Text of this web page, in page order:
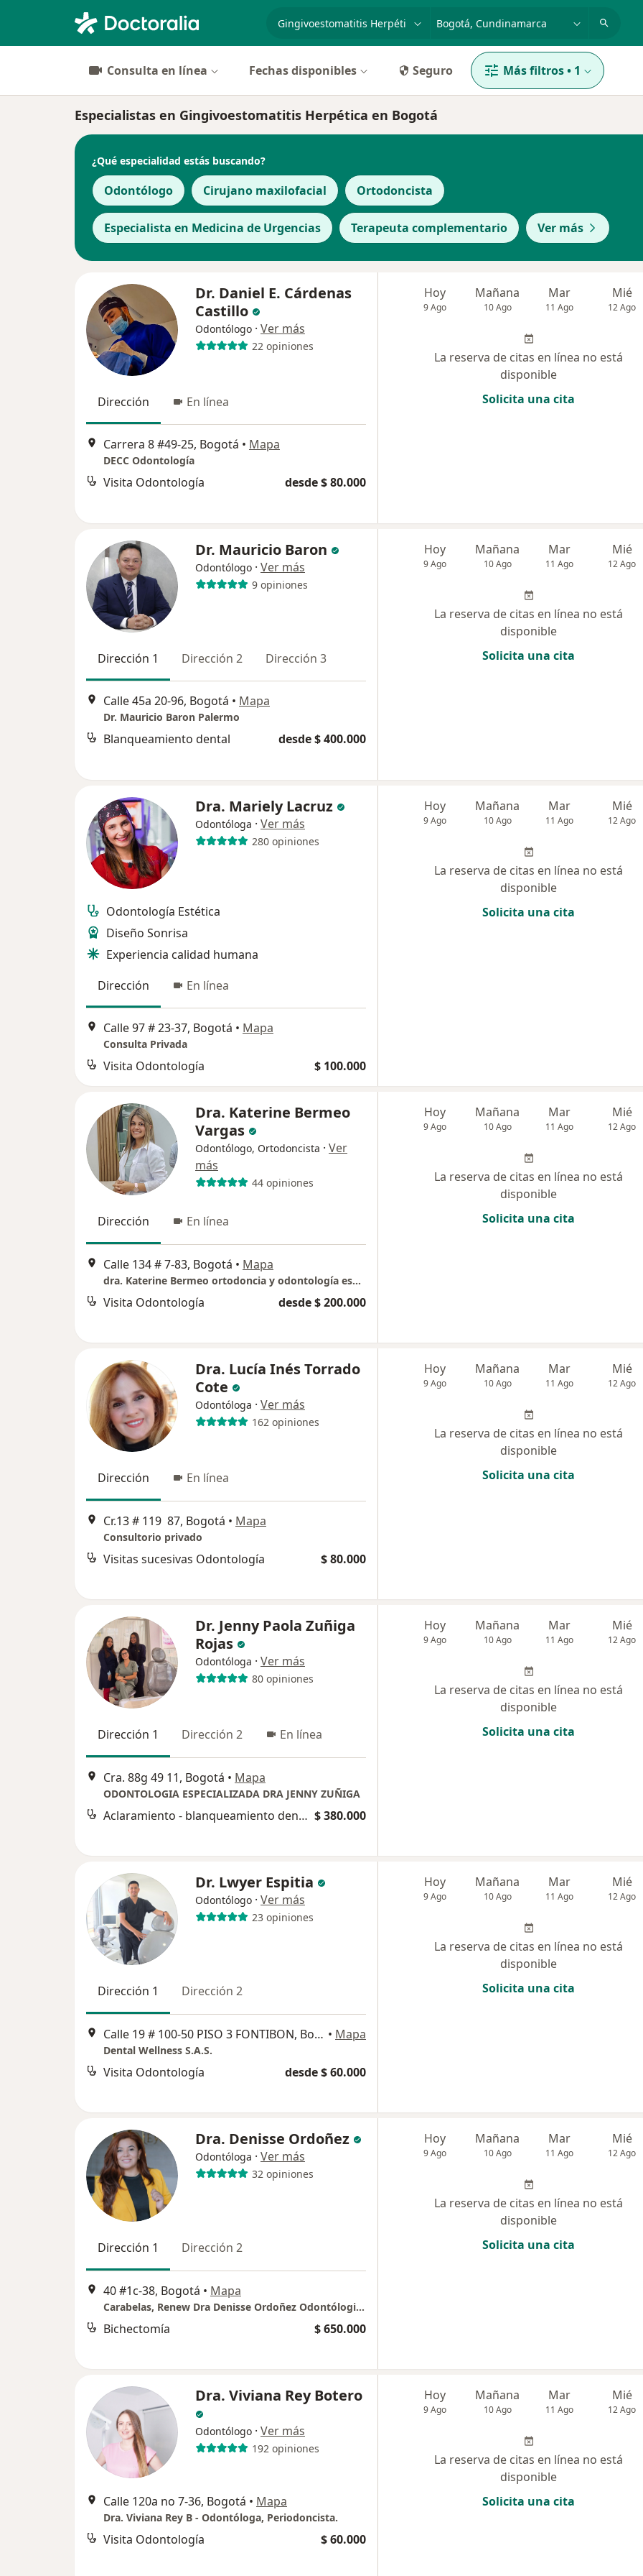
especialidad, enfermedad o nombre
p. ej. Bogotá
Consulta en línea Fechas disponibles Seguro Más filtros• 1
Especialistas en Gingivoestomatitis Herpética en Bogotá
¿Qué especialidad estás buscando?
Odontólogo Cirujano maxilofacial Ortodoncista
Especialista en Medicina de Urgencias Terapeuta complementario Ver más
Dr. Daniel E. Cárdenas
Castillo
Odontólogo · Ver más
22 opiniones
Dirección En línea
Carrera 8 #49-25, Bogotá • Mapa
DECC Odontología
Visita Odontología desde $ 80.000
Hoy
9 Ago
Mañana
10 Ago
Mar
11 Ago
Mié
12 Ago
La reserva de citas en línea no está
disponible
Solicita una cita
Dr. Mauricio Baron
Odontólogo · Ver más
9 opiniones
Dirección 1 Dirección 2 Dirección 3
Calle 45a 20-96, Bogotá • Mapa
Dr. Mauricio Baron Palermo
Blanqueamiento dental desde $ 400.000
Hoy
9 Ago
Mañana
10 Ago
Mar
11 Ago
Mié
12 Ago
La reserva de citas en línea no está
disponible
Solicita una cita
Dra. Mariely Lacruz
Odontóloga · Ver más
280 opiniones
Odontología Estética
Diseño Sonrisa
Experiencia calidad humana
Dirección
En línea
Calle 97 # 23-37, Bogotá • Mapa
Consulta Privada
Visita Odontología $ 100.000
Hoy
9 Ago
Mañana
10 Ago
Mar
11 Ago
Mié
12 Ago
La reserva de citas en línea no está
disponible
Solicita una cita
Dra. Katerine Bermeo
Vargas
Odontólogo, Ortodoncista · Ver
más
44 opiniones
Dirección En línea
Calle 134 # 7-83, Bogotá • Mapa
dra. Katerine Bermeo ortodoncia y odontología especializada. Torre 2 piso 3 consultorio 234
Visita Odontología desde $ 200.000
Hoy
9 Ago
Mañana
10 Ago
Mar
11 Ago
Mié
12 Ago
La reserva de citas en línea no está
disponible
Solicita una cita
Dra. Lucía Inés Torrado
Cote
Odontóloga · Ver más
162 opiniones
Dirección En línea
Cr.13 # 119 87, Bogotá • Mapa
Consultorio privado
Visitas sucesivas Odontología $ 80.000
Hoy
9 Ago
Mañana
10 Ago
Mar
11 Ago
Mié
12 Ago
La reserva de citas en línea no está
disponible
Solicita una cita
Dr. Jenny Paola Zuñiga
Rojas
Odontóloga · Ver más
80 opiniones
Dirección 1 Dirección 2 En línea
Cra. 88g 49 11, Bogotá • Mapa
ODONTOLOGIA ESPECIALIZADA DRA JENNY ZUÑIGA
Aclaramiento - blanqueamiento dental $ 380.000
Hoy
9 Ago
Mañana
10 Ago
Mar
11 Ago
Mié
12 Ago
La reserva de citas en línea no está
disponible
Solicita una cita
Dr. Lwyer Espitia
Odontólogo · Ver más
23 opiniones
Dirección 1 Dirección 2
Calle 19 # 100-50 PISO 3 FONTIBON, Bogotá • Mapa
Dental Wellness S.A.S.
Visita Odontología desde $ 60.000
Hoy
9 Ago
Mañana
10 Ago
Mar
11 Ago
Mié
12 Ago
La reserva de citas en línea no está
disponible
Solicita una cita
Dra. Denisse Ordoñez
Odontóloga · Ver más
32 opiniones
Dirección 1 Dirección 2
40 #1c-38, Bogotá • Mapa
Carabelas, Renew Dra Denisse Ordoñez Odontólogia Estetica
Bichectomía $ 650.000
Hoy
9 Ago
Mañana
10 Ago
Mar
11 Ago
Mié
12 Ago
La reserva de citas en línea no está
disponible
Solicita una cita
Dra. Viviana Rey Botero
Odontólogo · Ver más
192 opiniones
Calle 120a no 7-36, Bogotá • Mapa
Dra. Viviana Rey B - Odontóloga, Periodoncista.
Visita Odontología $ 60.000
Hoy
9 Ago
Mañana
10 Ago
Mar
11 Ago
Mié
12 Ago
La reserva de citas en línea no está
disponible
Solicita una cita